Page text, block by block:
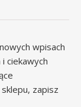
wpisach
ciekawych
zapisz